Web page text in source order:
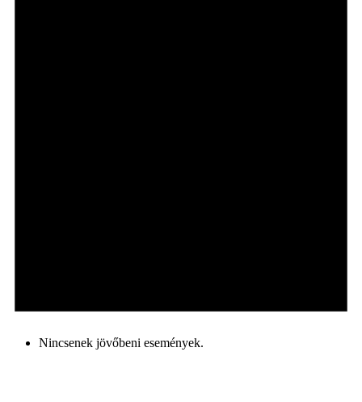
Nincsenek jövőbeni események.